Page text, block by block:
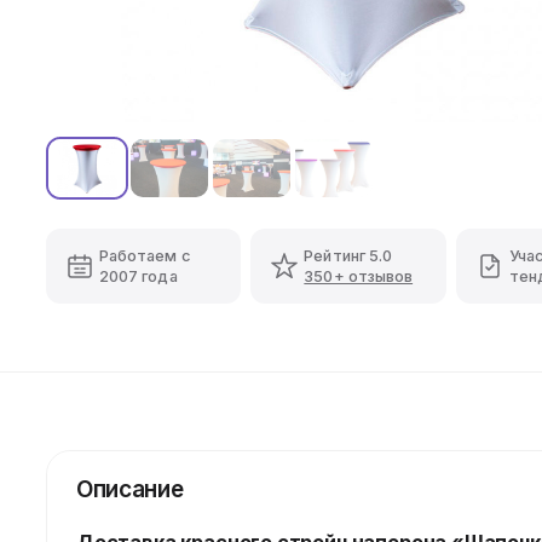
Работаем с
2007 года
Рейтинг 5.0
350+ отзывов
Описание